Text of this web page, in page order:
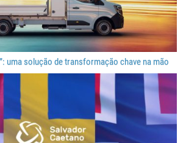
uma solução de transformação chave na mão